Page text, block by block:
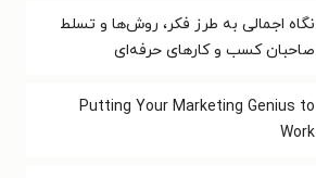
نگاه اجمالی به طرز فکر، روش‌ها و تسلط
صاحبان کسب و کارهای حرفه‌ای
Putting Your Marketing Genius to
Work